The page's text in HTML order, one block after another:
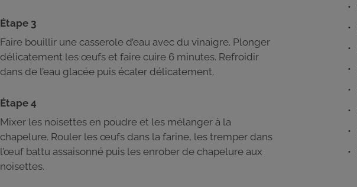
Étape 3
Faire bouillir une casserole d’eau avec du vinaigre. Plonger
délicatement les œufs et faire cuire 6 minutes. Refroidir
dans de l’eau glacée puis écaler délicatement.
Étape 4
Mixer les noisettes en poudre et les mélanger à la
chapelure. Rouler les œufs dans la farine, les tremper dans
l’œuf battu assaisonné puis les enrober de chapelure aux
noisettes.